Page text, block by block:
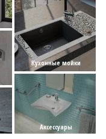
Кухонные мойки
Аксессуары